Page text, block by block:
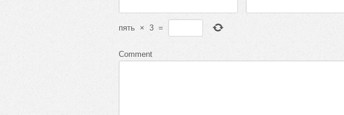
пять × 3 =
Comment